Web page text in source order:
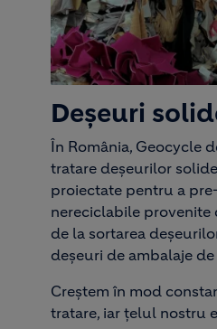
Deşeuri
În România, Geocycle
tratare deşeurilor
proiectate pentru a
nereciclabile provenite
de la sortarea
deşeuri de ambalaje
Creştem în mod
tratare, iar ţelul nostru